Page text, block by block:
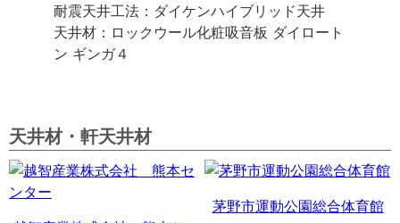
耐震天井工法：ダイケンハイブリッド天井
天井材：ロックウール化粧吸音板 ダイロート
ン ギンガ４
天井材・軒天井材
茅野市運動公園総合体育館